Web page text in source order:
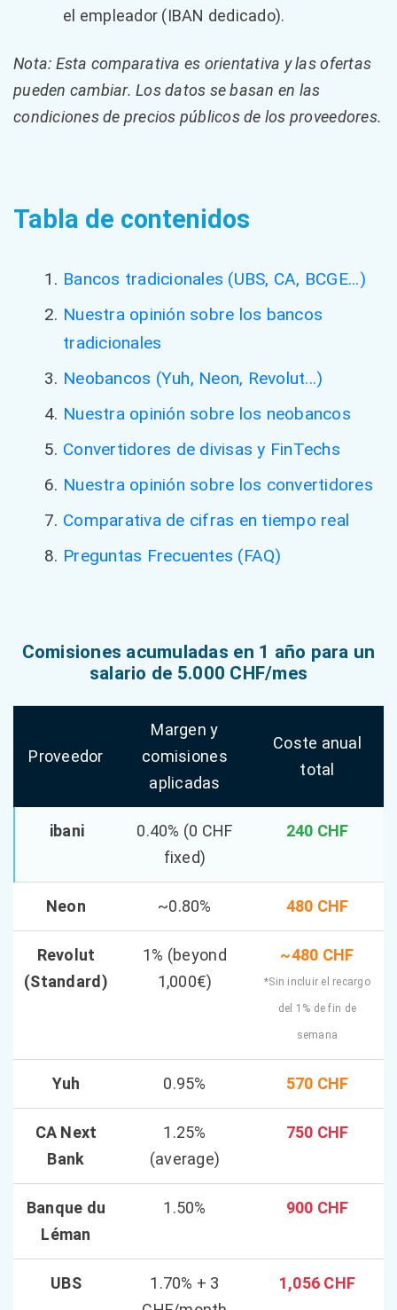
el empleador (IBAN dedicado).
Nota: Esta comparativa es orientativa y las ofertas
pueden cambiar. Los datos se basan en las
condiciones de precios públicos de los proveedores.
Tabla de contenidos
Bancos tradicionales (UBS, CA, BCGE...)
Nuestra opinión sobre los bancos
tradicionales
Neobancos (Yuh, Neon, Revolut...)
Nuestra opinión sobre los neobancos
Convertidores de divisas y FinTechs
Nuestra opinión sobre los convertidores
Comparativa de cifras en tiempo real
Preguntas Frecuentes (FAQ)
Comisiones acumuladas en 1 año para un
salario de 5.000 CHF/mes
Proveedor
Margen y
comisiones
aplicadas
Coste anual
total
ibani
0.40% (0 CHF
fixed)
240 CHF
Neon ~0.80% 480 CHF
Revolut
(Standard)
1% (beyond
1,000€)
~480 CHF
*Sin incluir el recargo
del 1% de fin de
semana
Yuh 0.95% 570 CHF
CA Next
Bank
1.25%
(average)
750 CHF
Banque du
Léman
1.50% 900 CHF
UBS
1.70% + 3
1,056 CHF